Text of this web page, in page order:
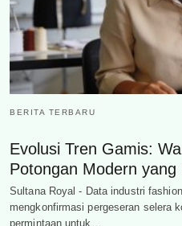
BERITA TERBARU
Evolusi Tren Gamis:
Potongan Modern
Sultana Royal - Data industri
mengkonfirmasi pergeseran selera
permintaan untuk…